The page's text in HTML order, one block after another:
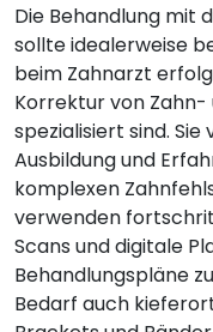
Die Behandlung mit
sollte idealerweise
beim Zahnarzt
Korrektur von
spezialisiert sind.
Ausbildung und
komplexen
verwenden
Scans und digitale
Behandlungspläne
Bedarf auch